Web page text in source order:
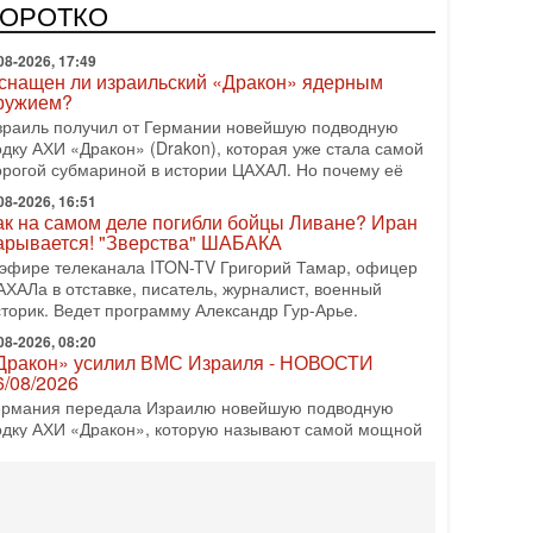
политический альянс? Что произойдет с
раскладом сил, если арабский список
2026, 17:49
ли израильский «Дракон» ядерным
получил от Германии новейшую подводную
АХИ «Дракон» (Drakon), которая уже стала самой
субмариной в истории ЦАХАЛ. Но почему её
2026, 16:51
на самом деле погибли бойцы Ливане? Иран
"Зверства" ШАБАКА
телеканала ITON-TV Григорий Тамар, офицер
в отставке, писатель, журналист, военный
Ведет программу Александр Гур-Арье.
2026, 08:20
усилил ВМС Израиля - НОВОСТИ
08/2026
передала Израилю новейшую подводную
АХИ «Дракон», которую называют самой мощной